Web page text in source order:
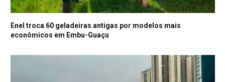
Enel troca 60 geladeiras antigas por modelos mais
econômicos em Embu-Guaçu